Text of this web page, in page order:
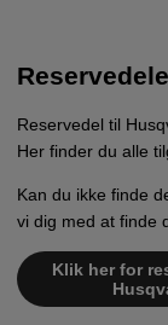
Reservedel til
Her finder du alle
Kan du ikke finde
vi dig med at finde
Klik her for